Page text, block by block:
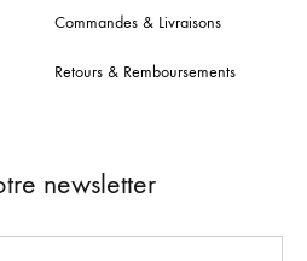
Commandes & Livraisons
Retours & Remboursements
newsletter